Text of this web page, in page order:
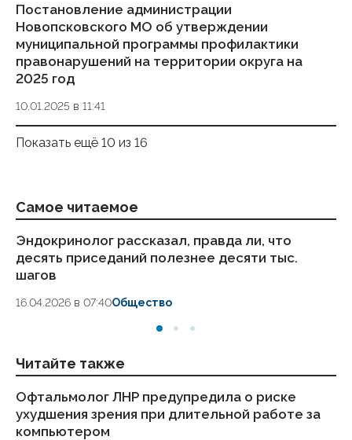
Постановление администрации
Новопсковского МО об утверждении
муниципальной программы профилактики
правонарушений на территории округа на
2025 год
10.01.2025 в 11:41
Показать ещё 10 из 16
Самое читаемое
Эндокринолог рассказал, правда ли, что
десять приседаний полезнее десяти тыс.
шагов
16.04.2026 в 07:40Общество
Читайте также
Офтальмолог ЛНР предупредила о риске
ухудшения зрения при длительной работе за
компьютером